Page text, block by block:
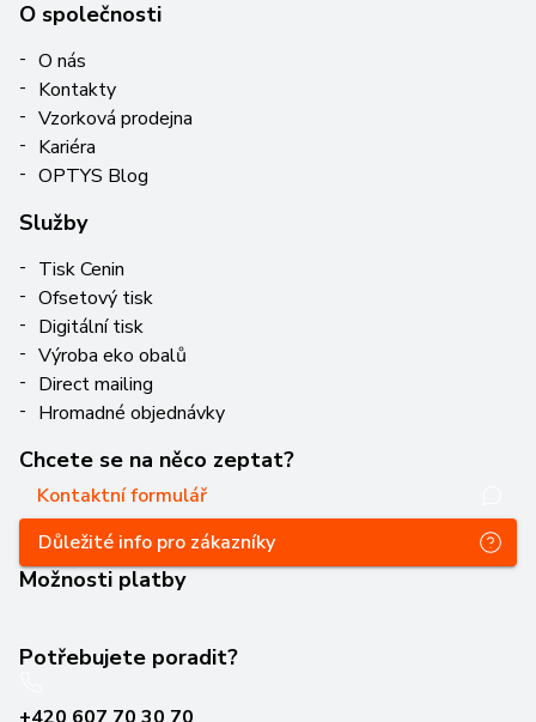
O společnosti
O nás
Kontakty
Vzorková prodejna
Kariéra
OPTYS Blog
Služby
Tisk Cenin
Ofsetový tisk
Digitální tisk
Výroba eko obalů
Direct mailing
Hromadné objednávky
Chcete se na něco zeptat?
Kontaktní formulář
Důležité info pro zákazníky
Možnosti platby
Potřebujete poradit?